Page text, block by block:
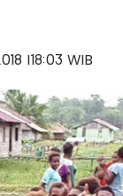
|18:03 WIB